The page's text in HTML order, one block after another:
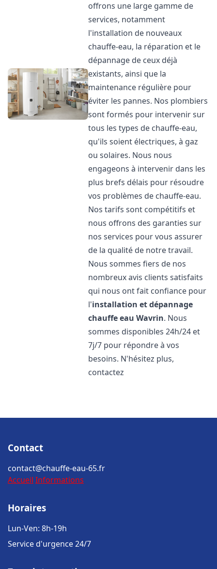
offrons une large gamme de
services, notamment
l'installation de nouveaux
chauffe-eau, la réparation et le
dépannage de ceux déjà
existants, ainsi que la
maintenance régulière pour
éviter les pannes. Nos plombiers
sont formés pour intervenir sur
tous les types de chauffe-eau,
qu'ils soient électriques, à gaz
ou solaires. Nous nous
engageons à intervenir dans les
plus brefs délais pour résoudre
vos problèmes de chauffe-eau.
Nos tarifs sont compétitifs et
nous offrons des garanties sur
nos services pour vous assurer
de la qualité de notre travail.
Nous sommes fiers de nos
nombreux avis clients satisfaits
qui nous ont fait confiance pour
l'installation et dépannage
chauffe eau Wavrin. Nous
sommes disponibles 24h/24 et
7j/7 pour répondre à vos
besoins. N'hésitez plus,
contactez
Contact
contact@chauffe-eau-65.fr
Accueil Informations
Horaires
Lun-Ven: 8h-19h
Service d'urgence 24/7